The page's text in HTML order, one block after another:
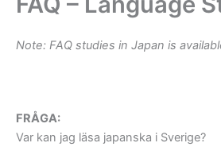
Note: FAQ studies in Japan is
FRÅGA:
Var kan jag läsa japanska i Sverige?